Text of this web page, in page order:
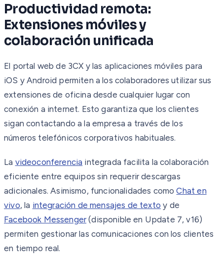
Productividad remota:
Extensiones móviles y
colaboración unificada
El portal web de 3CX y las aplicaciones móviles para
iOS y Android permiten a los colaboradores utilizar sus
extensiones de oficina desde cualquier lugar con
conexión a internet. Esto garantiza que los clientes
sigan contactando a la empresa a través de los
números telefónicos corporativos habituales.
La videoconferencia integrada facilita la colaboración
eficiente entre equipos sin requerir descargas
adicionales. Asimismo, funcionalidades comoChat en
vivo, la integración de mensajes de texto y de
Facebook Messenger (disponible en Update 7, v16)
permiten gestionar las comunicaciones con los clientes
en tiempo real.